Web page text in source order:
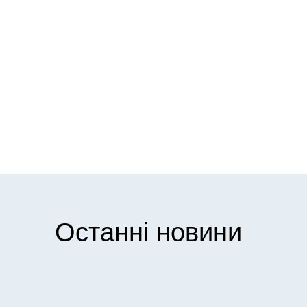
Останні новини